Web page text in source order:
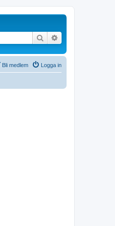
Sök
Logga in
Bli medlem